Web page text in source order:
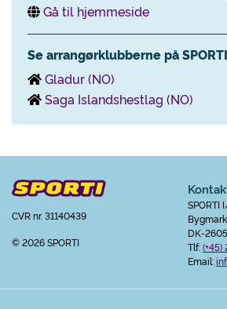
Gå til hjemmeside
Se arrangørklubberne på SPORTI
Gladur (NO)
Saga Islandshestlag (NO)
CVR nr. 31140439
© 2026 SPORTI
SPORTI
DK-
Tlf:(+45)
Email: